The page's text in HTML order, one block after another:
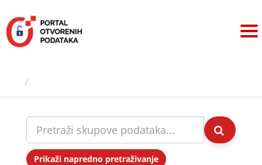
sadržaj
Prikaži napredno pretraživanje